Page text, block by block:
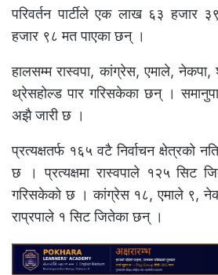
परिवर्तन पार्टीले एक लाख ६३ हजार
हजार ९८ मत पाएका छन् ।
हालसम्म रास्वपा, कांग्रेस, एमाले,
थ्रेसहोल्ड पार गरिसकेका छन् ।
अझै जारी छ ।
प्रत्यक्षतर्फ १६५ वटै निर्वाचन क्षेत्रको
छ । प्रत्यक्षमा रास्वपाले १२५ सिट
गरिसकेको छ । कांग्रेस १८, एमाले ९,
राप्रपाले १ सिट जितेका छन् ।